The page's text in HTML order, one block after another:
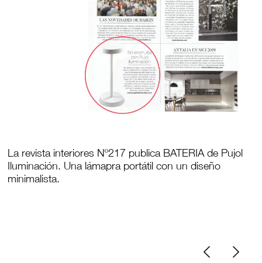
La revista interiores Nº217 publica BATERIA de Pujol
Iluminación. Una lámapra portátil con un diseño
minimalista.